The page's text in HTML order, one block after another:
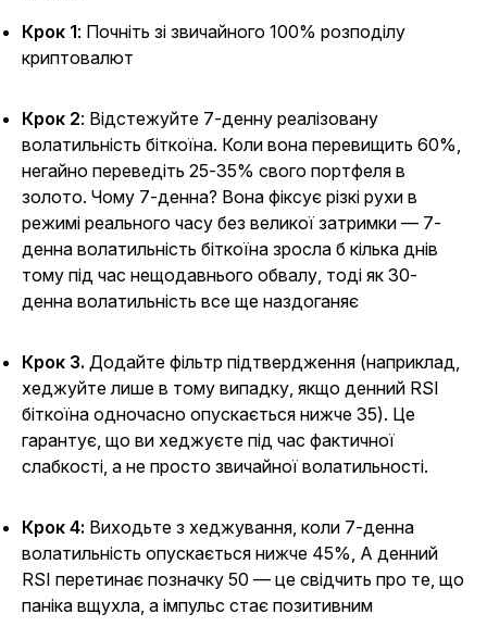
Крок 1: Почніть зі звичайного 100% розподілу
криптовалют
Крок 2: Відстежуйте 7-денну реалізовану
волатильність біткоїна. Коли вона перевищить 60%,
негайно переведіть 25-35% свого портфеля в
золото. Чому 7-денна? Вона фіксує різкі рухи в
режимі реального часу без великої затримки — 7-
денна волатильність біткоїна зросла б кілька днів
тому під час нещодавнього обвалу, тоді як 30-
денна волатильність все ще наздоганяє
Крок 3. Додайте фільтр підтвердження (наприклад,
хеджуйте лише в тому випадку, якщо денний RSI
біткоїна одночасно опускається нижче 35). Це
гарантує, що ви хеджуєте під час фактичної
слабкості, а не просто звичайної волатильності.
Крок 4: Виходьте з хеджування, коли 7-денна
волатильність опускається нижче 45%, А денний
RSI перетинає позначку 50 — це свідчить про те, що
паніка вщухла, а імпульс стає позитивним